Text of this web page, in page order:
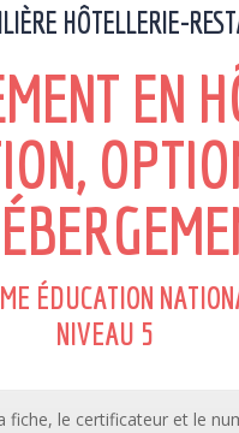
HÔTELLERIE-
EN
ÉDUCATION
NIVEAU 5
fiche, le certificateur et le